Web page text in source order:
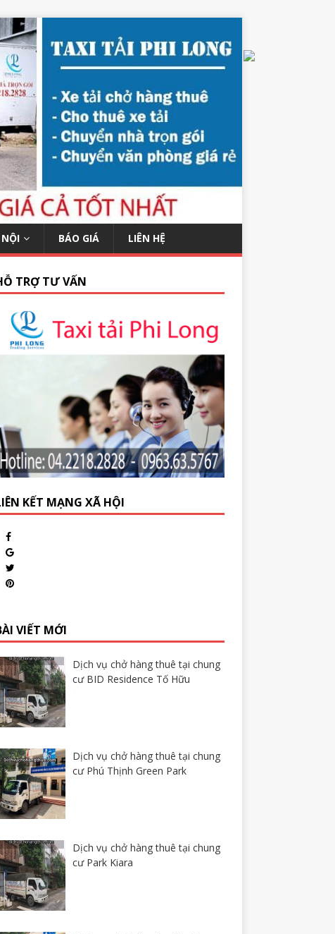
BÁO GIÁ LIÊN HỆ
TRỢ TƯ VẤN
KẾT MẠNG XÃ HỘI
VIẾT MỚI
Dịch vụ chở hàng thuê tại chung
cư BID Residence Tố Hữu
Dịch vụ chở hàng thuê tại chung
cư Phú Thịnh Green Park
Dịch vụ chở hàng thuê tại chung
cư Park Kiara